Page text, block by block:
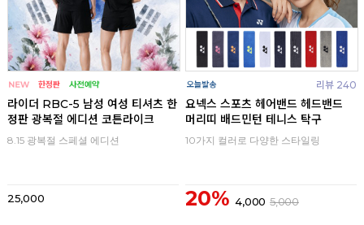
라이더 RBC-5 남성 여성 티셔츠 한
정판 광복절 에디션 코튼라이크
8.15 광복절 스페셜 에디션
25,000
리뷰 240
요넥스 스포츠 헤어밴드 헤드밴드
머리띠 배드민턴 테니스 탁구
10가지 컬러로 다양한 스타일링
20% 4,000 5,000